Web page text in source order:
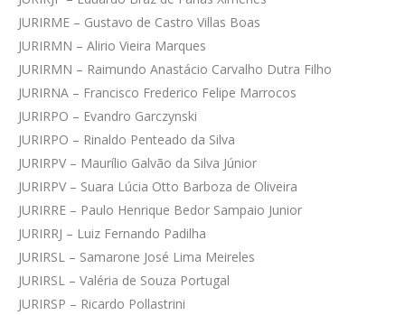
JURIRME – Gustavo de Castro Villas Boas
JURIRMN – Alirio Vieira Marques
JURIRMN – Raimundo Anastácio Carvalho Dutra Filho
JURIRNA – Francisco Frederico Felipe Marrocos
JURIRPO – Evandro Garczynski
JURIRPO – Rinaldo Penteado da Silva
JURIRPV – Maurílio Galvão da Silva Júnior
JURIRPV – Suara Lúcia Otto Barboza de Oliveira
JURIRRE – Paulo Henrique Bedor Sampaio Junior
JURIRRJ – Luiz Fernando Padilha
JURIRSL – Samarone José Lima Meireles
JURIRSL – Valéria de Souza Portugal
JURIRSP – Ricardo Pollastrini